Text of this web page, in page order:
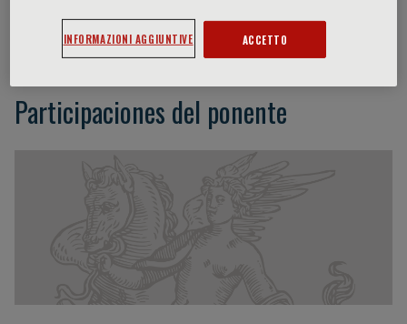
Chen Qi
Participaciones del ponente
INFORMAZIONI AGGIUNTIVE ACCETTO